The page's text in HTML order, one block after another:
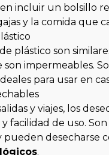
incluir un bolsillo
y la comida que
de plástico son
son impermeables.
para usar en
y viajes, los
facilidad de uso.
pueden desecharse
.